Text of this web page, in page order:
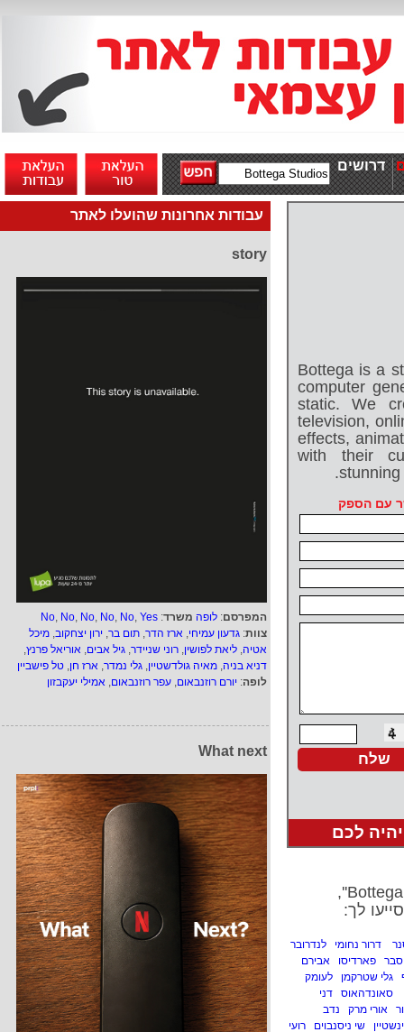
דרושים
עבודות אחרונות שהועלו לאתר
story
המפרסם: לופה משרד:
No, No, No, No, No, Yes
צוות: גדעון עמיחי, ארז הדר, תום בר, ירון יצחקוב, מיכל
אטיה, ליאת לפושין, רוני שניידר, גיל אבים, אוריאל פרנץ,
דניא בניה, מאיה גולדשטיין, גלי נמדר, ארז חן, טל פישביין
לופה: יורם רוזנבאום, עפר רוזנבאום, אמילי יעקבזון
What next
Bottega is a
computer
static. We
television,
effects,
with their
stunning
עם הספק
לכם
לך:
דרור נחומי
לנדרובר
סבר
פארדיסו
אבירם
גלי שטרקמן
לעומק
סאונדהאוס
דני
אורי מרק
נדב
שי ניסנבוים
רועי